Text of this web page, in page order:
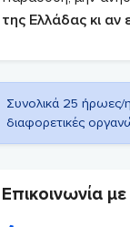
της Ελλάδας κι αν
Συνολικά 25
διαφορετικές
Επικοινωνία